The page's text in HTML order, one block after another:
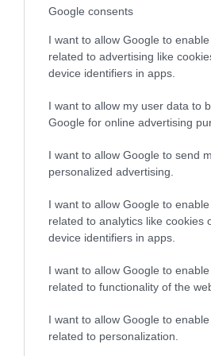
Google consents
I want to allow Google to
related to advertising like
device identifiers in apps.
I want to allow my user data to
Google for online advertising
I want to allow Google to send
personalized advertising.
I want to allow Google to
related to analytics like cookies
device identifiers in apps.
I want to allow Google to
related to functionality of the
I want to allow Google to
related to personalization.
ομόλογα και έντοκα
οφείλεται κυρίως στην
ευρώ των τοποθετήσεων μη
ελληνικά ομόλογα και
αντισταθμίστηκε εν μέρει
εγχώριων επιχειρήσεων
καταγράφηκε αύξηση των
κατοίκων έναντι του
στατιστικής προσαρμογής
τραπεζογραμματίων (κατά
υποχώρηση κατά 444,0 εκατ.